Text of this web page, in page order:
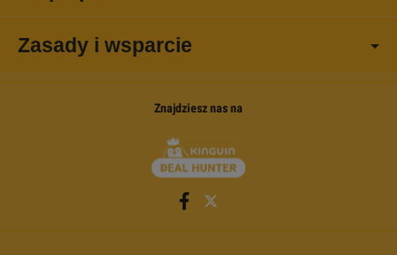
Zasady i wsparcie
Znajdziesz nas na